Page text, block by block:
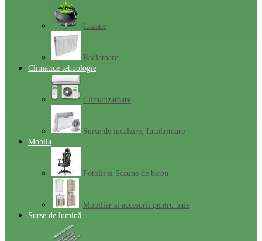
Cazane
Radiatoare
Climatice tehnologie
Climatizatoare
Surse de incalzire, Incalzitoare
Mobila
Fotolii si Scaune de birou
Mobilier si accesorii pentru baie
Surse de lumină